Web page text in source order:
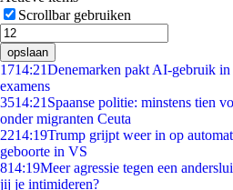
Scrollbar gebruiken
opslaan
1714:21Denemarken pakt AI-gebruik
examens
3514:21 Spaanse politie: minstens tien
onder migranten Ceuta
2214:19Trump grijpt weer in op
geboorte in VS
814:19Meer agressie tegen een
jij je intimideren?